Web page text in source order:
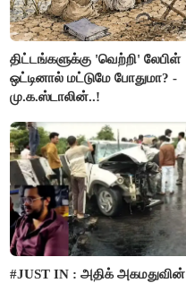
திட்டங்களுக்கு 'வெற்றி' லேபிள்
ஒட்டினால் மட்டுமே போதுமா? -
மு.க.ஸ்டாலின்..!
#JUST IN : அதிக் அகமதுவின்